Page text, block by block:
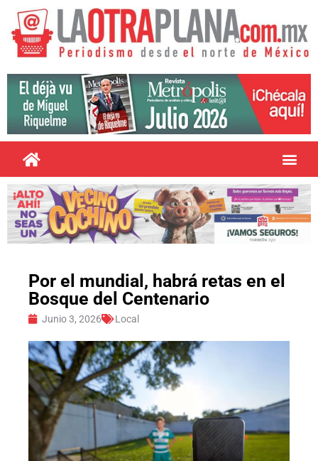
Por el mundial, habrá retas en el
Bosque del Centenario
Junio 3, 2026 Local